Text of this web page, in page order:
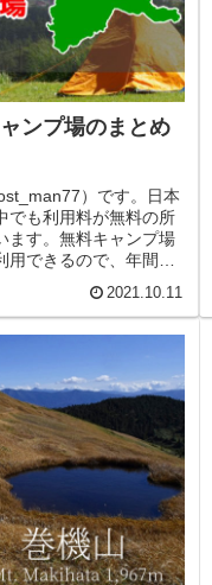
ンプ場のまとめ
）です。日本
でも利用料が無料の所
ます。無料キャンプ場
用できるので、年間で
2021.10.11